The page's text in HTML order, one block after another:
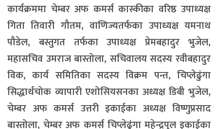
कार्यक्रममा चेम्बर अफ कमर्स कास्कीका वरिष्ठ उपाध्यक्ष
गिता तिवारी गौतम, वाणिज्यतर्फका उपाध्यक्ष यमनाथ
पौडेल, बस्तुगत तर्फका उपाध्यक्ष प्रेमबहादुर भुजेल,
महासचिव उमराज बास्तोला, सचिवालय सदस्य रवीबहादुर
विक, कार्य समितिका सदस्य विक्रम पन्त, चिप्लेढुंगा
सिद्धार्थचोक व्यापारी एशोसियसनका अध्यक्ष डिबी भुजेल,
चेम्बर अफ कमर्स उत्तरी इकाईका अध्यक्ष विष्णुप्रसाद
बास्तोला, चेम्बर अफ कमर्स चिप्लेढुंगा महेन्द्रपुल इकाईका